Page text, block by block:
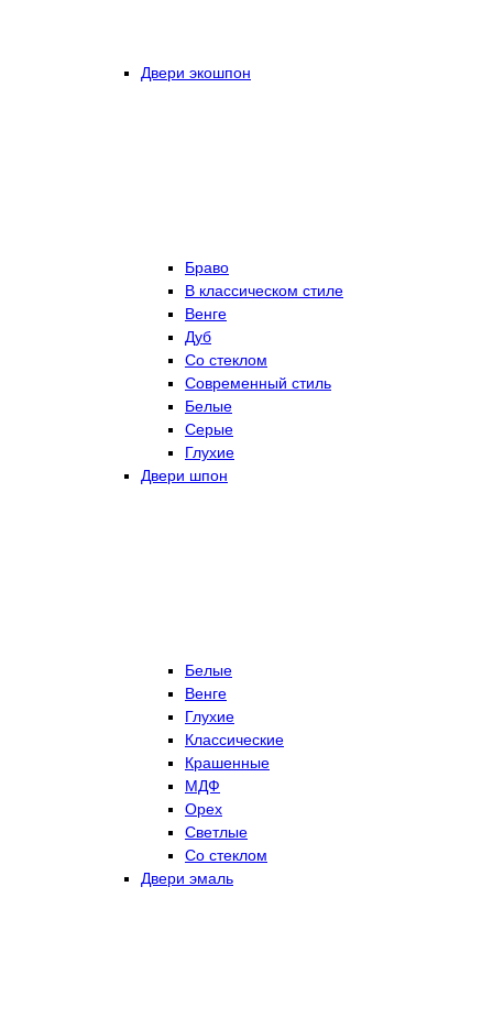
Двери экошпон
Браво
В классическом стиле
Венге
Дуб
Со стеклом
Современный стиль
Белые
Серые
Глухие
Двери шпон
Белые
Венге
Глухие
Классические
Крашенные
МДФ
Орех
Светлые
Со стеклом
Двери эмаль